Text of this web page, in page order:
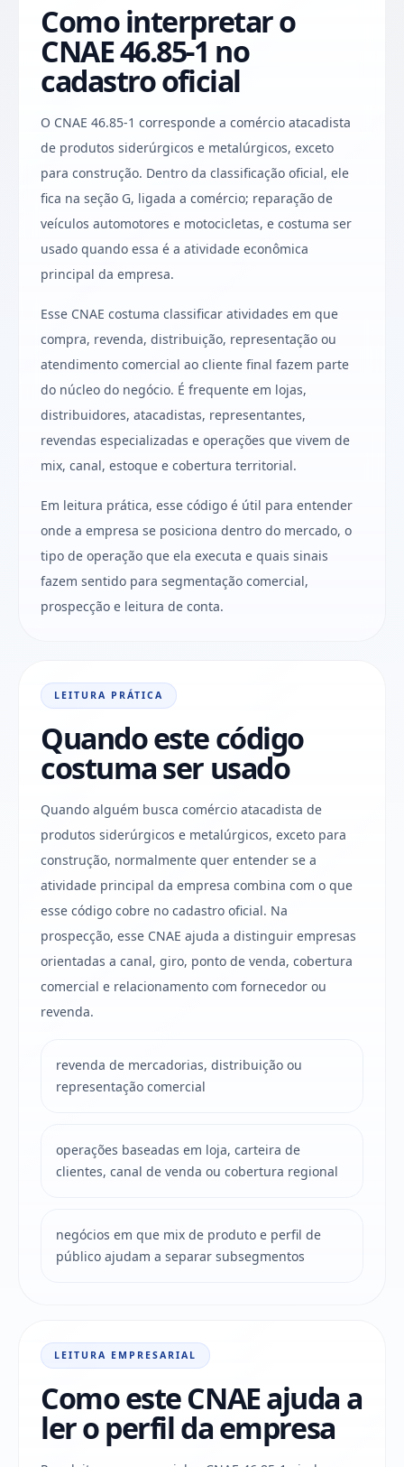
Como interpretar o
CNAE 46.85-1 no
cadastro oficial
O CNAE 46.85-1 corresponde a comércio atacadista
de produtos siderúrgicos e metalúrgicos, exceto
para construção. Dentro da classificação oficial, ele
fica na seção G, ligada a comércio; reparação de
veículos automotores e motocicletas, e costuma ser
usado quando essa é a atividade econômica
principal da empresa.
Esse CNAE costuma classificar atividades em que
compra, revenda, distribuição, representação ou
atendimento comercial ao cliente final fazem parte
do núcleo do negócio. É frequente em lojas,
distribuidores, atacadistas, representantes,
revendas especializadas e operações que vivem de
mix, canal, estoque e cobertura territorial.
Em leitura prática, esse código é útil para entender
onde a empresa se posiciona dentro do mercado, o
tipo de operação que ela executa e quais sinais
fazem sentido para segmentação comercial,
prospecção e leitura de conta.
LEITURA PRÁTICA
Quando este código
costuma ser usado
Quando alguém busca comércio atacadista de
produtos siderúrgicos e metalúrgicos, exceto para
construção, normalmente quer entender se a
atividade principal da empresa combina com o que
esse código cobre no cadastro oficial. Na
prospecção, esse CNAE ajuda a distinguir empresas
orientadas a canal, giro, ponto de venda, cobertura
comercial e relacionamento com fornecedor ou
revenda.
revenda de mercadorias, distribuição ou
representação comercial
operações baseadas em loja, carteira de
clientes, canal de venda ou cobertura regional
negócios em que mix de produto e perfil de
público ajudam a separar subsegmentos
LEITURA EMPRESARIAL
Como este CNAE ajuda a
ler o perfil da empresa